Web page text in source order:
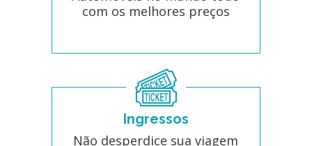
com os melhores preços
Ingressos
Não desperdice sua viagem